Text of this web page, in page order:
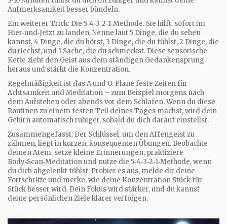
Aufmerksamkeit besser bündeln.
Ein weiterer Trick: Die 5‑4‑3‑2‑1‑Methode. Sie hilft, sofort im
Hier‑und‑Jetzt zu landen. Nenne laut 5 Dinge, die du sehen
kannst, 4 Dinge, die du hörst, 3 Dinge, die du fühlst, 2 Dinge, die
du riechst, und 1 Sache, die du schmeckst. Diese sensorische
Kette zieht den Geist aus dem ständigen Gedankensprung
heraus und stärkt die Konzentration.
Regelmäßigkeit ist das A und O. Plane feste Zeiten für
Achtsamkeit und Meditation – zum Beispiel morgens nach
dem Aufstehen oder abends vor dem Schlafen. Wenn du diese
Routinen zu einem festen Teil deines Tages machst, wird dein
Gehirn automatisch ruhiger, sobald du dich darauf einstellst.
Zusammengefasst: Der Schlüssel, um den Affengeist zu
zähmen, liegt in kurzen, konsequenten Übungen. Beobachte
deinen Atem, setze kleine Erinnerungen, praktiziere
Body‑Scan‑Meditation und nutze die 5‑4‑3‑2‑1‑Methode, wenn
du dich abgelenkt fühlst. Probier es aus, melde dir deine
Fortschritte und merke, wie deine Konzentration Stück für
Stück besser wird. Dein Fokus wird stärker, und du kannst
deine persönlichen Ziele klarer verfolgen.